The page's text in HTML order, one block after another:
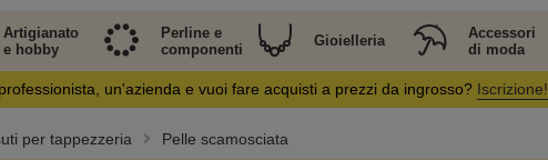
Artigianato
e hobby
Perline e
componenti
Gioielleria
Accessori
di moda
un'azienda e vuoi fare acquisti a prezzi da ingrosso? Iscrizione!
per tappezzeria Pelle scamosciata